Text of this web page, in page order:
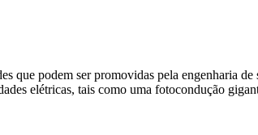
podem ser promovidas pela engenharia
elétricas, tais como uma fotocondução